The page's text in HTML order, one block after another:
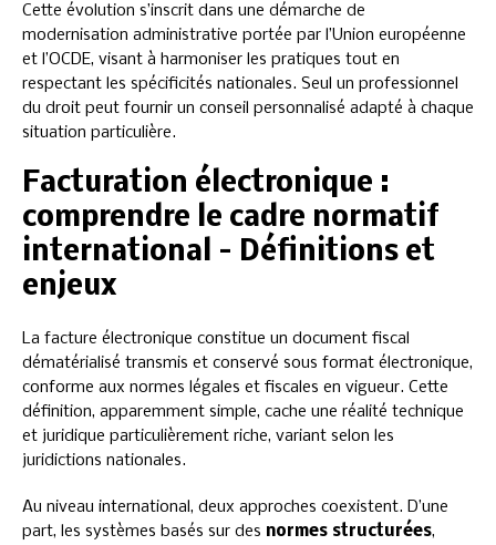
Cette évolution s’inscrit dans une démarche de
modernisation administrative portée par l’Union européenne
et l’OCDE, visant à harmoniser les pratiques tout en
respectant les spécificités nationales. Seul un professionnel
du droit peut fournir un conseil personnalisé adapté à chaque
situation particulière.
Facturation électronique :
comprendre le cadre normatif
international – Définitions et
enjeux
La facture électronique constitue un document fiscal
dématérialisé transmis et conservé sous format électronique,
conforme aux normes légales et fiscales en vigueur. Cette
définition, apparemment simple, cache une réalité technique
et juridique particulièrement riche, variant selon les
juridictions nationales.
Au niveau international, deux approches coexistent. D’une
part, les systèmes basés sur des normes structurées,